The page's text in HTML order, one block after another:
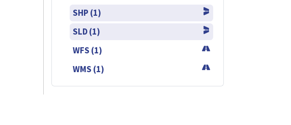
SHP (1)
SLD (1)
WFS (1)
WMS (1)